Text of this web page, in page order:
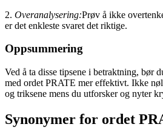
2. Overanalysering:Prøv å ikke
er det enkleste svaret det riktige.
Oppsummering
Ved å ta disse tipsene i betraktning, bør
med ordet PRATE mer effektivt. Ikke
og triksene mens du utforsker og nyter
Synonymer for ordet